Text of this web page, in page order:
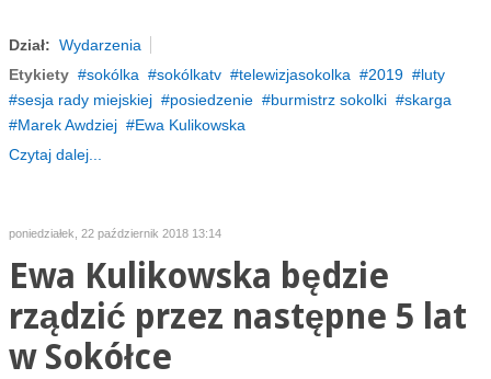
Dział: Wydarzenia
Etykiety
sokólka sokólkatv telewizjasokolka 2019
luty
sesja rady miejskiej
posiedzenie burmistrz sokolki
skarga
Marek Awdziej
Ewa Kulikowska
Czytaj dalej...
poniedziałek, 22 październik 2018 13:14
Ewa Kulikowska będzie
rządzić przez następne 5 lat
w Sokółce